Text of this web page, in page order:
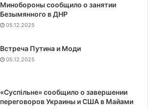
Минобороны сообщило о занятии
Безымянного в ДНР
05.12.2025
Встреча Путина и Моди
05.12.2025
«Суспiльне» сообщило о завершении
переговоров Украины и США в Майами